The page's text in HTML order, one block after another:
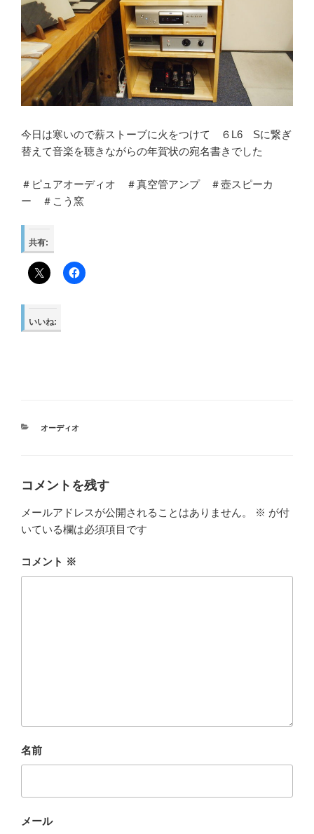
今日は寒いので薪ストーブに火をつけて ６L6 Sに繋ぎ
替えて音楽を聴きながらの年賀状の宛名書きでした
＃ピュアオーディオ ＃真空管アンプ ＃壺スピーカ
ー ＃こう窯
共有:
いいね:
カ
オーディオ
コメントを残す
メールアドレスが公開されることはありません。 ※ が付
いている欄は必須項目です
コメント ※
名前
メール